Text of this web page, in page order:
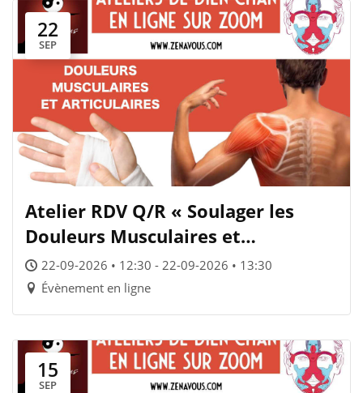
22
SEP
Atelier RDV Q/R « Soulager les
Douleurs Musculaires et
Articulaires »
22-09-2026 • 12:30 - 22-09-2026 • 13:30
Évènement en ligne
15
SEP